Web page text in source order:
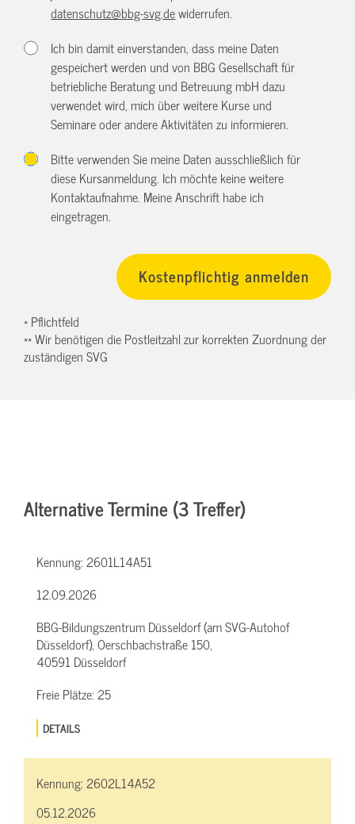
datenschutz@bbg-svg.dewiderrufen.
Ich bin damit einverstanden, dass meine Daten
gespeichert werden und von BBG Gesellschaft für
betriebliche Beratung und Betreuung mbH dazu
verwendet wird, mich über weitere Kurse und
Seminare oder andere Aktivitäten zu informieren.
Bitte verwenden Sie meine Daten ausschließlich für
diese Kursanmeldung. Ich möchte keine weitere
Kontaktaufnahme. Meine Anschrift habe ich
eingetragen.
* Pflichtfeld
** Wir benötigen die Postleitzahl zur korrekten Zuordnung der
zuständigen SVG
Alternative Termine (3 Treffer)
Kennung:2601L14A51
12.09.2026
BBG-Bildungszentrum Düsseldorf (am SVG-Autohof
Düsseldorf), Oerschbachstraße 150,
40591 Düsseldorf
Freie Plätze:25
DETAILS
Kennung:2602L14A52
05.12.2026